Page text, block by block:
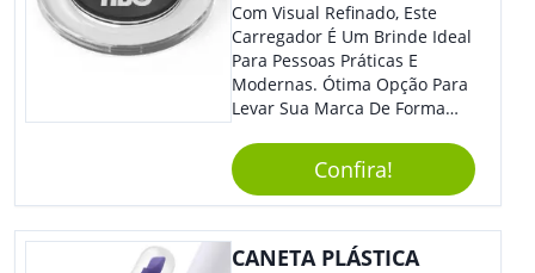
Com Visual Refinado, Este
Carregador É Um Brinde Ideal
Para Pessoas Práticas E
Modernas. Ótima Opção Para
Levar Sua Marca De Forma
Sua Empresa Em Eventos,
Reuniões Corporativas Ou Até
Mesmo Para Presentear
Colaboradores E Parceiros De
Sua Empresa.
Confira!
CANETA PLÁSTICA